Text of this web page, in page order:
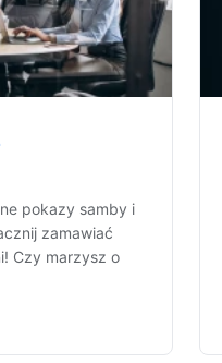
pokazy samby i
zamawiać
Czy marzysz o